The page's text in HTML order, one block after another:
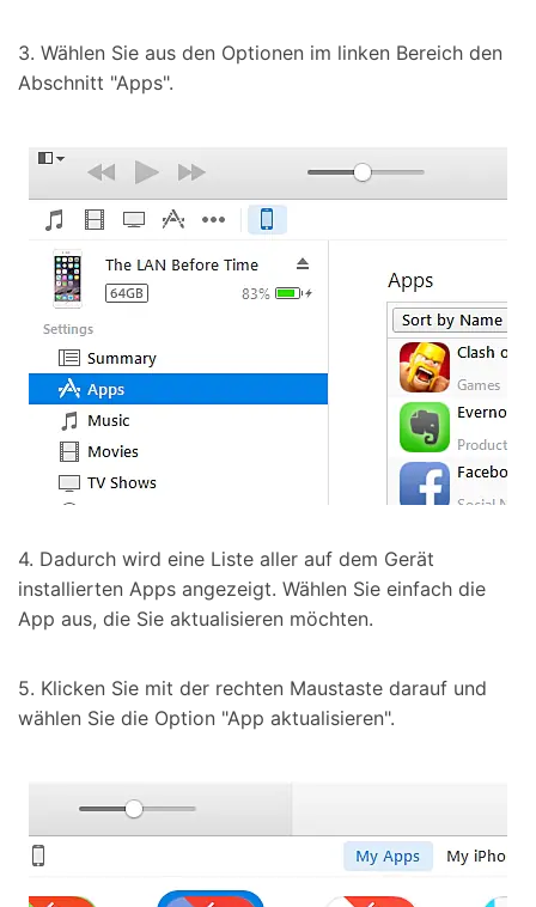
3. Wählen Sie aus den Optionen im linken Bereich den
Abschnitt "Apps".
4. Dadurch wird eine Liste aller auf dem Gerät
installierten Apps angezeigt. Wählen Sie einfach die
App aus, die Sie aktualisieren möchten.
5. Klicken Sie mit der rechten Maustaste darauf und
wählen Sie die Option "App aktualisieren".